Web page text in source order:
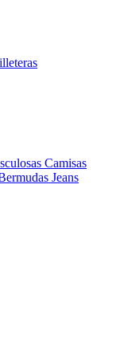
Camisas
Jeans